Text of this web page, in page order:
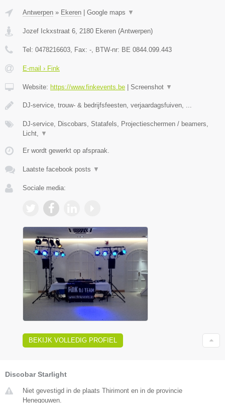
Antwerpen » Ekeren Google maps ▼
Jozef Ickxstraat 6, 2180 Ekeren (Antwerpen)
Tel: 0478216603, Fax: -, BTW-nr: BE 0844.099.443
E-mail › Fink
Website: https://www.finkevents.be Screenshot ▼
DJ-service, trouw- & bedrijfsfeesten, verjaardagsfuiven, ...
DJ-service, Discobars, Statafels, Projectieschermen / beamers,
Licht, ▼
Er wordt gewerkt op afspraak.
Laatste facebook posts ▼
Sociale media:
BEKIJK VOLLEDIG PROFIEL
Discobar Starlight
Niet gevestigd in de plaats Thirimont en in de provincie
Henegouwen.